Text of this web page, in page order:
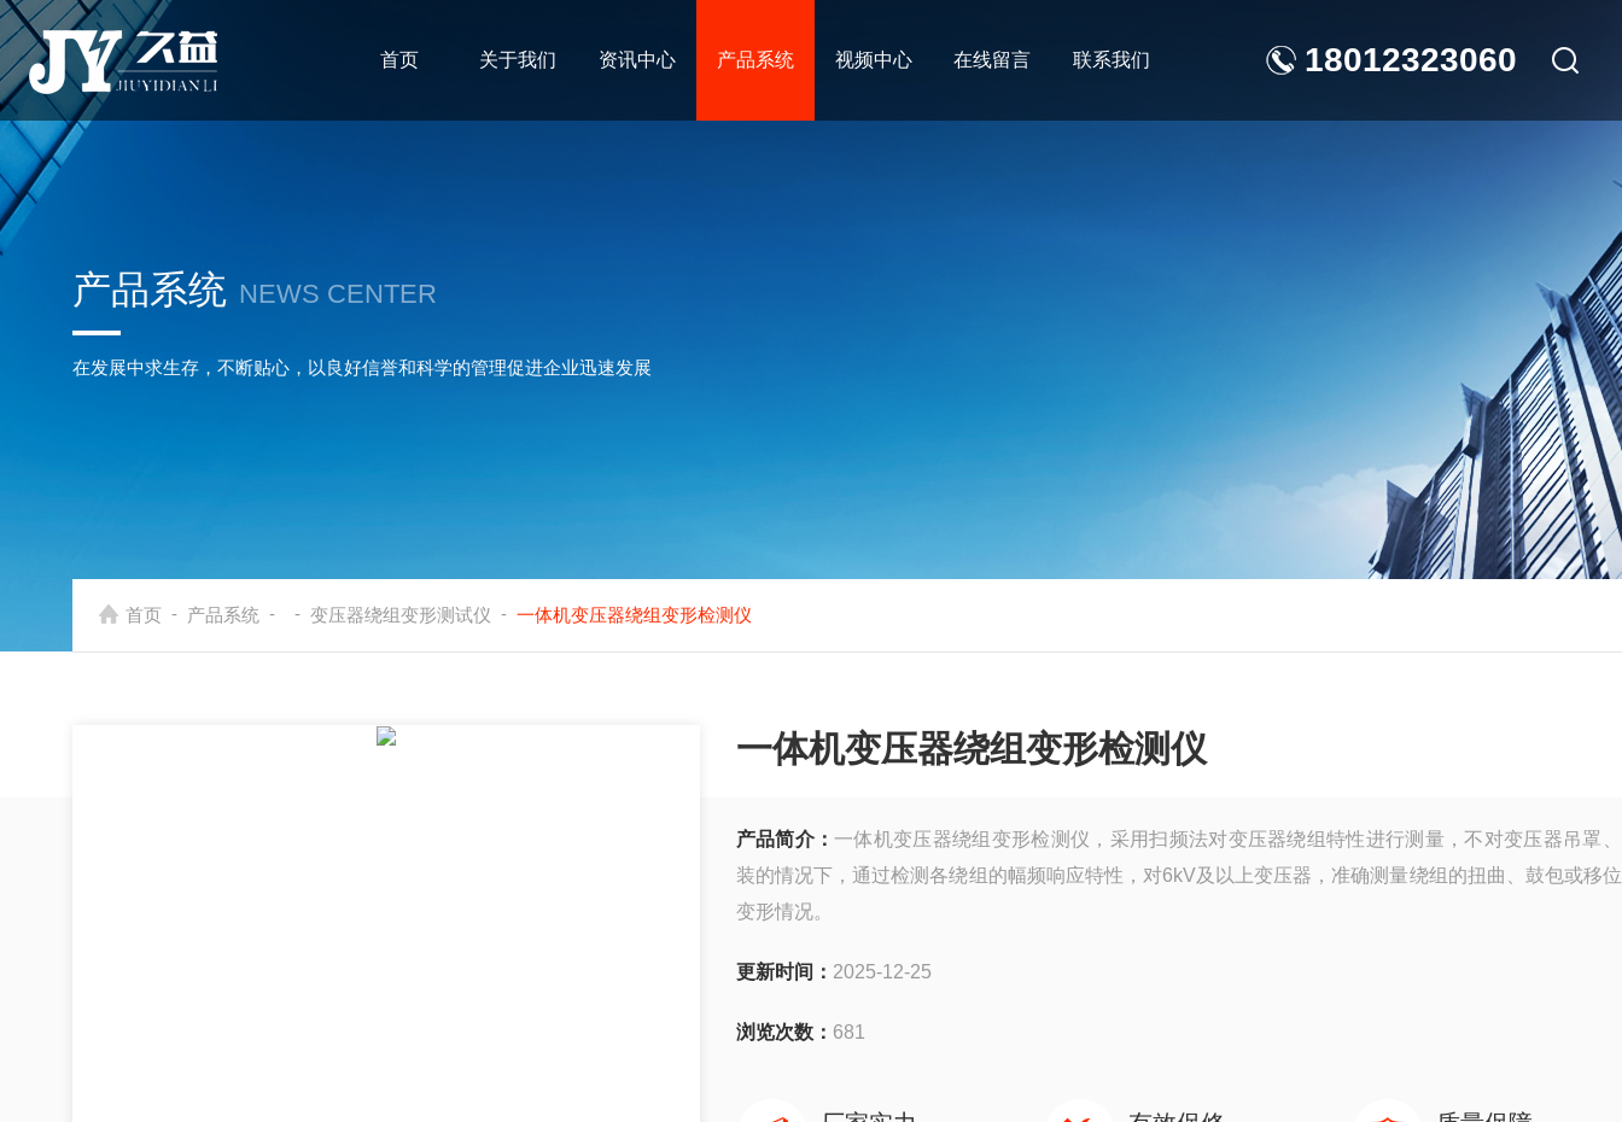
18012323060
首页 关于我们 资讯中心 产品系统 视频中心 在线留言 联系我们
产品系统 NEWS CENTER
在发展中求生存，不断贴心，以良好信誉和科学的管理促进企业迅速发展
首页 - 产品系统 - - 变压器绕组变形测试仪 - 一体机变压器绕组变形检测仪
一体机变压器绕组变形检测仪
产品简介： 一体机变压器绕组变形检测仪，采用扫频法对变压器绕组特性进行测量，不对变压器吊罩
装的情况下，通过检测各绕组的幅频响应特性，对6kV及以上变压器，准确测量绕组的扭曲、鼓包或移
变形情况。
更新时间： 2025-12-25
浏览次数： 681